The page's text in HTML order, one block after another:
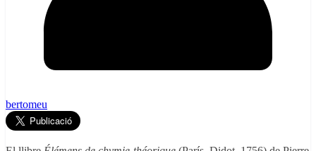
bertomeu